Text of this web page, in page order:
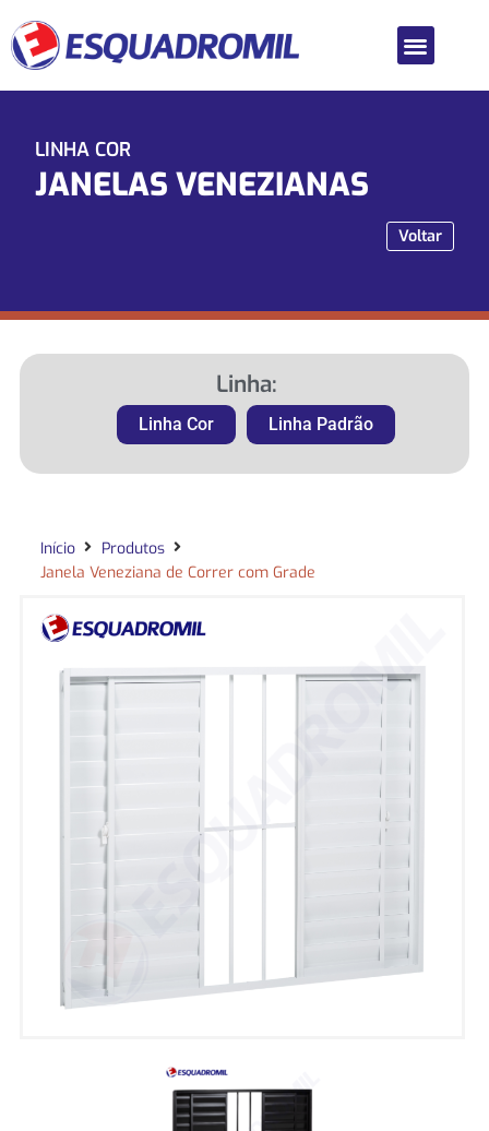
LINHA COR
JANELAS VENEZIANAS
Voltar
Linha:
Linha Cor Linha Padrão
Início
Produtos
Janela Veneziana de Correr com Grade